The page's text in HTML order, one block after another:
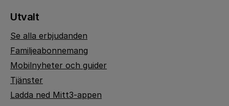
Utvalt
Se alla erbjudanden
Familjeabonnemang
Mobilnyheter och guider
Tjänster
Ladda ned Mitt3-appen